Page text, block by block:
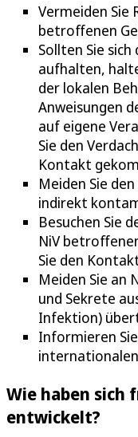
Vermeiden Sie
betroffenen
Sollten Sie
aufhalten,
der lokalen
Anweisungen
auf eigene
Sie den
Kontakt
Meiden Sie
indirekt
Besuchen Sie
NiV
Sie den
Meiden Sie an
und Sekrete
Infektion)
Informieren
Wie haben sich
entwickelt?